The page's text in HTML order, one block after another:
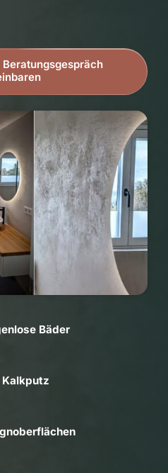
Bäder
Kalkputz